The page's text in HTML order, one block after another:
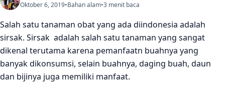
Oktober 6, 2019•Bahan alam•3 menit baca
Salah satu tanaman obat yang ada diindonesia adalah
sirsak. Sirsak adalah salah satu tanaman yang sangat
dikenal terutama karena pemanfaatn buahnya yang
banyak dikonsumsi, selain buahnya, daging buah, daun
dan bijinya juga memiliki manfaat.